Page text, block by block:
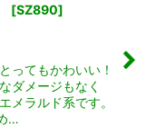
[SZ890]
ってもかわいい！
ダメージもなく
メラルド系です。
…